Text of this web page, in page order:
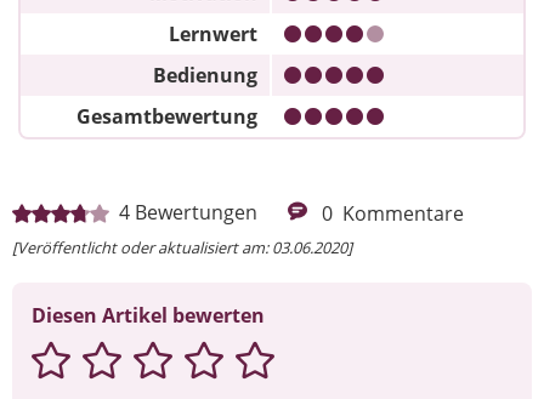
Lernwert
Bedienung
Gesamtbewertung
4 Bewertungen 0 Kommentare
[Veröffentlicht oder aktualisiert am: 03.06.2020]
Diesen Artikel bewerten